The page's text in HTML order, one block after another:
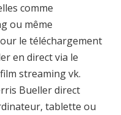
comme
ou même
le téléchargement
en direct via le
streaming vk.
Bueller direct
tablette ou